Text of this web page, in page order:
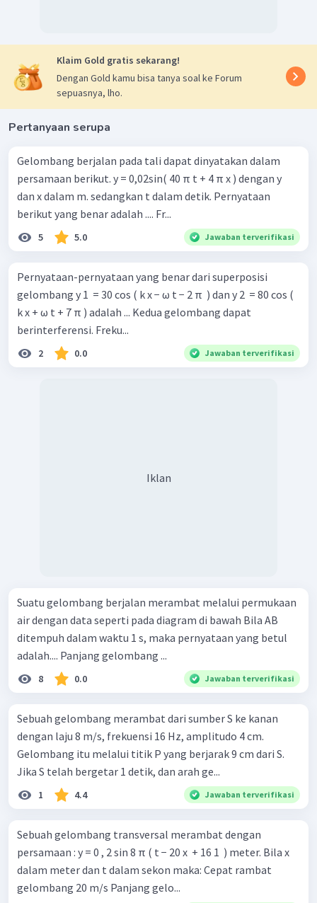
Klaim Gold gratis sekarang!
Dengan Gold kamu bisa tanya soal ke Forum
sepuasnya, lho.
Pertanyaan serupa
Gelombang berjalan pada tali dapat dinyatakan dalam
persamaan berikut. y = 0,02sin( 40 π t + 4 π x ) dengan y
dan x dalam m. sedangkan t dalam detik. Pernyataan
berikut yang benar adalah .... Fr...
5 5.0 Jawaban terverifikasi
Pernyataan-pernyataan yang benar dari superposisi
gelombang y 1 ​ = 30 cos ( k x − ω t − 2 π ​ ) dan y 2 ​ = 80 cos (
k x + ω t + 7 π ) adalah ... Kedua gelombang dapat
berinterferensi. Freku...
2 0.0 Jawaban terverifikasi
Iklan
Suatu gelombang berjalan merambat melalui permukaan
air dengan data seperti pada diagram di bawah Bila AB
ditempuh dalam waktu 1 s, maka pernyataan yang betul
adalah.... Panjang gelombang ...
8 0.0 Jawaban terverifikasi
Sebuah gelombang merambat dari sumber S ke kanan
dengan laju 8 m/s, frekuensi 16 Hz, amplitudo 4 cm.
Gelombang itu melalui titik P yang berjarak 9 cm dari S.
Jika S telah bergetar 1 detik, dan arah ge...
1 4.4 Jawaban terverifikasi
Sebuah gelombang transversal merambat dengan
persamaan : y = 0 , 2 sin 8 π ( t − 20 x ​ + 16 1 ​ ) meter. Bila x
dalam meter dan t dalam sekon maka: Cepat rambat
gelombang 20 m/s Panjang gelo...